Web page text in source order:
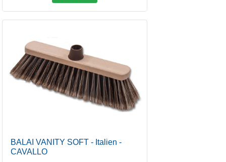
BALAI VANITY SOFT - Italien -
CAVALLO